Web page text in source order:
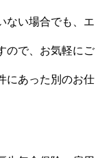
ない場合でも、エ
ので、お気軽にご
にあった別のお仕